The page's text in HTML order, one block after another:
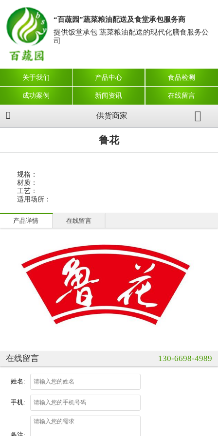
“百蔬园”蔬菜粮油配送及食堂承包服务商
提供饭堂承包 蔬菜粮油配送的现代化膳食服务公
司
关于我们 产品中心 食品检测
成功案例 新闻资讯 在线留言
供货商家
鲁花
规格：
材质：
工艺：
适用场所：
产品详情 在线留言
在线留言 130-6698-4989
姓名:
手机: